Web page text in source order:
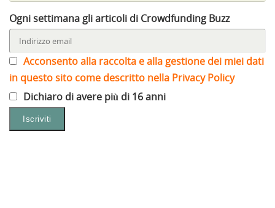
Ogni settimana gli articoli di Crowdfunding Buzz
Acconsento alla raccolta e alla gestione dei miei dati
in questo sito come descritto nella Privacy Policy
Dichiaro di avere più di 16 anni